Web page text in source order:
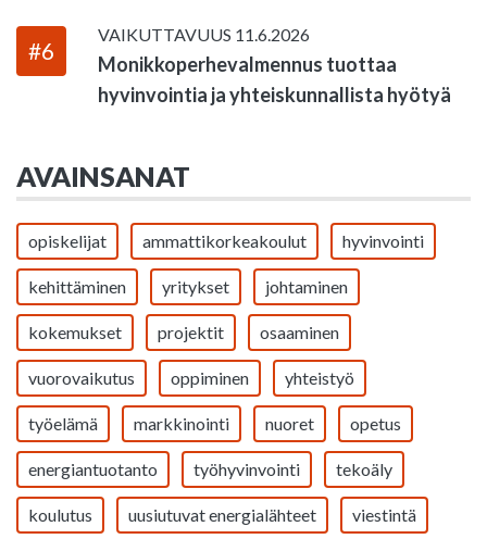
#6
VAIKUTTAVUUS 11.6.2026
Monikkoperhevalmennus tuottaa
hyvinvointia ja yhteiskunnallista hyötyä
AVAINSANAT
opiskelijat ammattikorkeakoulut hyvinvointi
kehittäminen yritykset johtaminen
kokemukset projektit osaaminen
vuorovaikutus oppiminen yhteistyö
työelämä markkinointi nuoret opetus
energiantuotanto työhyvinvointi tekoäly
koulutus uusiutuvat energialähteet viestintä